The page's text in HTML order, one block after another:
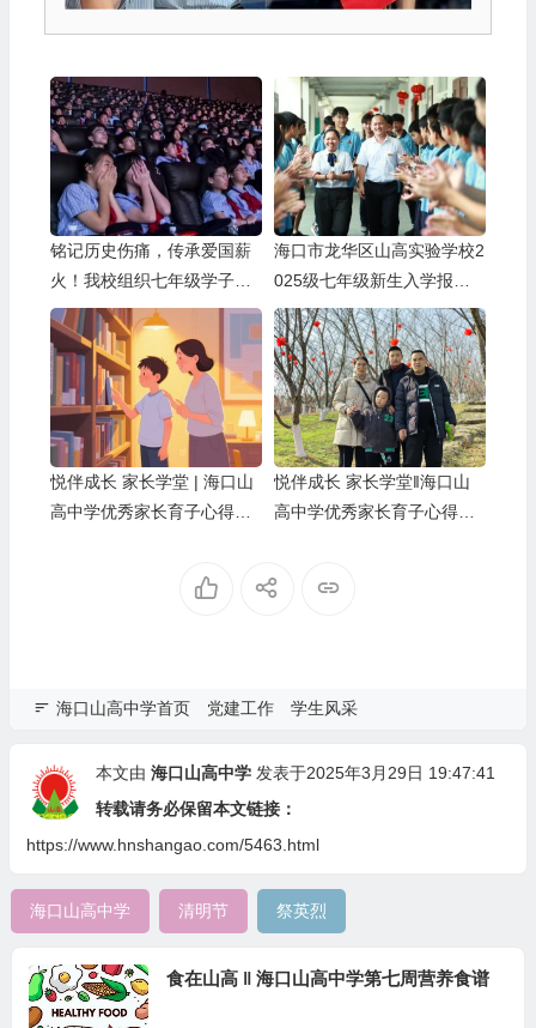
铭记历史伤痛，传承爱国薪
火！我校组织七年级学子观
看爱国主义电影《731》
海口市龙华区山高实验学校2
025级七年级新生入学报到
指南
悦伴成长 家长学堂 | 海口山
高中学优秀家长育子心得分
悦伴成长 家长学堂‖海口山
高中学优秀家长育子心得分
海口山高中学首页 党建工作 学生风采
本文由 海口山高中学 发表于2025年3月29日 19:47:41
转载请务必保留本文链接：
https://www.hnshangao.com/5463.html
海口山高中学 清明节 祭英烈
食在山高 ‖ 海口山高中学第七周营养食谱